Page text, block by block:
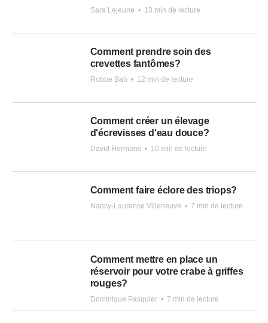
Sara Lejeune • 13 min de lecture
Comment prendre soin des
crevettes fantômes?
Robbe Bah • 12 min de lecture
Comment créer un élevage
d'écrevisses d'eau douce?
David Hermans • 10 min de lecture
Comment faire éclore des triops?
Nancy-Laurence Villeneuve • 7 min de lecture
Comment mettre en place un
réservoir pour votre crabe à griffes
rouges?
Dominique Pasquier • 7 min de lecture